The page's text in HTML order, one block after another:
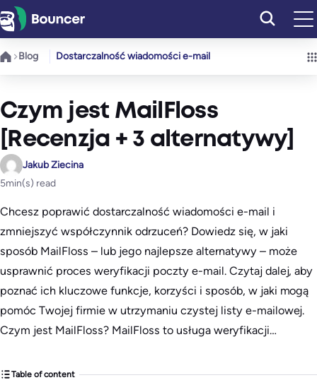
Przejdź
do
treści
Blog Dostarczalność wiadomości e-mail
Czym jest MailFloss
[Recenzja + 3 alternatywy]
Jakub Ziecina
5min(s) read
Chcesz poprawić dostarczalność wiadomości e-mail i
zmniejszyć współczynnik odrzuceń? Dowiedz się, w jaki
sposób MailFloss – lub jego najlepsze alternatywy – może
usprawnić proces weryfikacji poczty e-mail. Czytaj dalej, aby
poznać ich kluczowe funkcje, korzyści i sposób, w jaki mogą
pomóc Twojej firmie w utrzymaniu czystej listy e-mailowej.
Czym jest MailFloss? MailFloss to usługa weryfikacji…
Table of content